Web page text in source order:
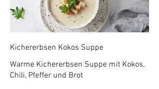
Kichererbsen Kokos Suppe
Warme Kichererbsen Suppe mit Kokos,
Chili, Pfeffer und Brot